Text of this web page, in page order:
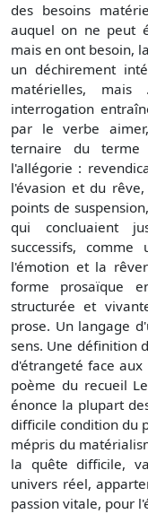
des besoins
auquel on ne peut
mais en ont besoin,
un déchirement
matérielles,
interrogation
par le verbe
ternaire du
l'allégorie :
l'évasion et du
points de
qui concluaient
successifs,
l'émotion et la
forme prosaïque
structurée et
prose. Un langage
sens. Une définition
d'étrangeté face
poème du recueil
énonce la plupart
difficile condition du
mépris du
la quête difficile,
univers réel,
passion vitale, pour